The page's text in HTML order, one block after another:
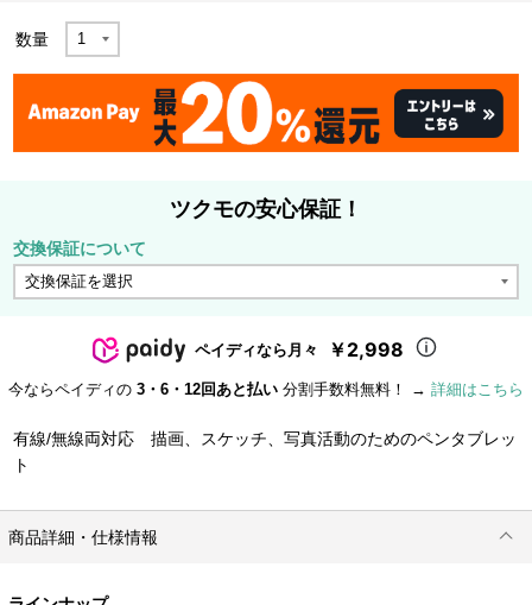
数量
ツクモの安心保証！
交換保証について
ペイディなら月々 ￥2,998
今ならペイディの 3・6・12回あと払い 分割手数料無料！ → 詳細はこちら
有線/無線両対応 描画、スケッチ、写真活動のためのペンタブレッ
ト
商品詳細・仕様情報